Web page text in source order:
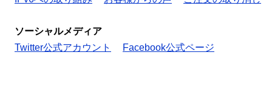
ソーシャルメディア
Twitter公式アカウント
Facebook公式ページ